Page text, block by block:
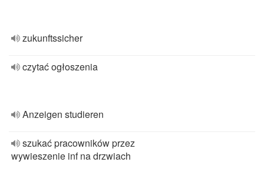
zukunftssicher
czytać ogłoszenia
Anzeigen studieren
szukać pracowników przez
wywieszenie inf na drzwiach